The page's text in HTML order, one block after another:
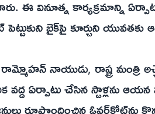
ఈ వినూత్న కార్యక్రమాన్ని
బైక్‌పై కూర్చుని యువతకు
నాయుడు, రాష్ట్ర మంత్రి
వద్ద ఏర్పాటు చేసిన స్టాళ్లను
రూపొందించిన ఓవర్‌కోట్‌ను